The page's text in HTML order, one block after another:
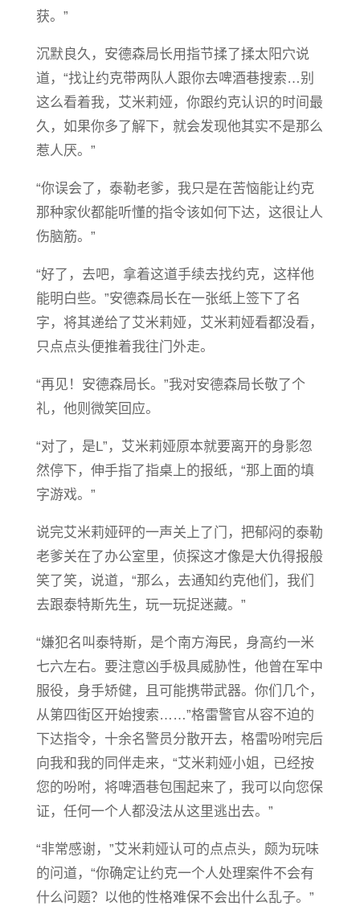
获。”
沉默良久，安德森局长用指节揉了揉太阳穴说
道，“找让约克带两队人跟你去啤酒巷搜索…别
这么看着我，艾米莉娅，你跟约克认识的时间最
久，如果你多了解下，就会发现他其实不是那么
惹人厌。”
“你误会了，泰勒老爹，我只是在苦恼能让约克
那种家伙都能听懂的指令该如何下达，这很让人
伤脑筋。”
“好了，去吧，拿着这道手续去找约克，这样他
能明白些。”安德森局长在一张纸上签下了名
字，将其递给了艾米莉娅，艾米莉娅看都没看，
只点点头便推着我往门外走。
“再见！安德森局长。”我对安德森局长敬了个
礼，他则微笑回应。
“对了，是L”，艾米莉娅原本就要离开的身影忽
然停下，伸手指了指桌上的报纸，“那上面的填
字游戏。”
说完艾米莉娅砰的一声关上了门，把郁闷的泰勒
老爹关在了办公室里，侦探这才像是大仇得报般
笑了笑，说道，“那么，去通知约克他们，我们
去跟泰特斯先生，玩一玩捉迷藏。”
“嫌犯名叫泰特斯，是个南方海民，身高约一米
七六左右。要注意凶手极具威胁性，他曾在军中
服役，身手矫健，且可能携带武器。你们几个，
从第四街区开始搜索……”格雷警官从容不迫的
下达指令，十余名警员分散开去，格雷吩咐完后
向我和我的同伴走来，“艾米莉娅小姐，已经按
您的吩咐，将啤酒巷包围起来了，我可以向您保
证，任何一个人都没法从这里逃出去。”
“非常感谢，”艾米莉娅认可的点点头，颇为玩味
的问道，“你确定让约克一个人处理案件不会有
什么问题？以他的性格难保不会出什么乱子。”